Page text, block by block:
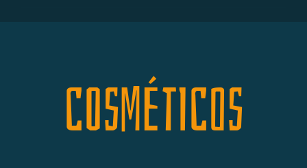
COSMÉTICOS